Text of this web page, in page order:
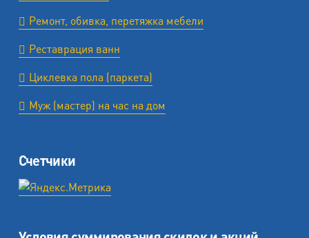
Ремонт, обивка, перетяжка мебели
Реставрация ванн
Циклевка пола (паркета)
Муж (мастер) на час на дом
Счетчики